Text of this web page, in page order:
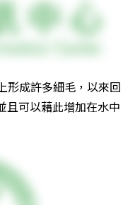
形成許多細毛，以來回
且可以藉此增加在水中